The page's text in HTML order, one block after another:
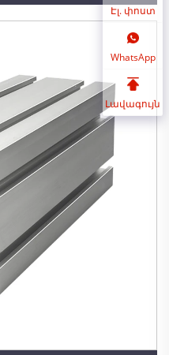
Էլ. փոստ
WhatsApp
Լավագույն